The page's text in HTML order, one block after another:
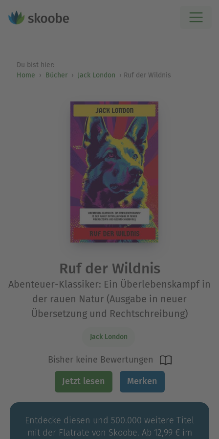
Du bist hier:
Home
Bücher Jack London Ruf der Wildnis
Ruf der Wildnis
Abenteuer-Klassiker: Ein Überlebenskampf in
der rauen Natur (Ausgabe in neuer
Übersetzung und Rechtschreibung)
Jack London
Bisher keine Bewertungen
Jetzt lesen Merken
Entdecke diesen und 500.000 weitere Titel
mit der Flatrate von Skoobe. Ab 12,99 € im